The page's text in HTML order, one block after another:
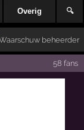
Overig 🔍
58 fans